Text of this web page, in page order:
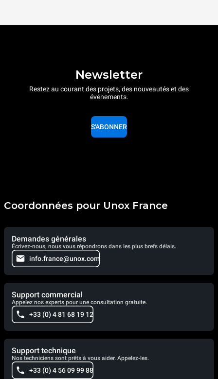
Newsletter
Restez au courant des projets, des nouveautés et des
événements.
S'ABONNER
Coordonnées pour Unox France
Demandes générales
Écrivez-nous, nous vous répondrons dans les plus brefs délais.
info.france@unox.com
Support commercial
Appelez nos experts pour une consultation gratuite.
+33 (0) 4 81 68 19 12
Support technique
Nos techniciens sont prêts à vous aider. Appelez-les.
+33 (0) 4 56 09 99 88